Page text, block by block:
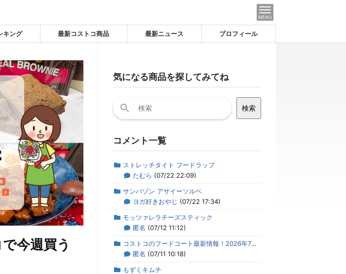
MENU
キング 最新コストコ商品 最新ニュース プロフィール
今週買う
気になる商品を探してみてね
索:
コメント一覧
ストレッチタイト フードラップ
たむら (07/22 22:09)
サンバゾン アサイーソルベ
ヨガ好きおやじ (07/22 17:34)
モッツァレラチーズスティック
匿名 (07/12 11:12)
コストコのフードコート最新情報！2026年7月のメニューまとめ
匿名 (07/11 10:18)
もずくキムチ